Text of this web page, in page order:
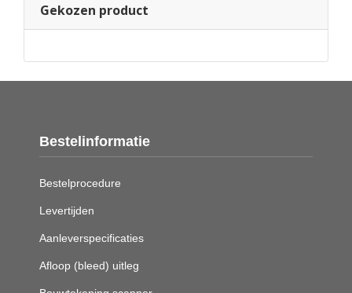
Gekozen product
Bestelinformatie
Bestelprocedure
Levertijden
Aanleverspecificaties
Afloop (bleed) uitleg